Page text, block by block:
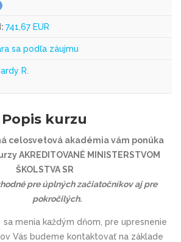
741,67 EUR
sa podľa záujmu
R.
Popis kurzu
celosvetová akadémia vám ponúka
AKREDITOVANÉ MINISTERSTVOM
ŠKOLSTVA SR
pre úplných začiatočníkov aj pre
pokročilých.
menia každým dňom, pre upresnenie
Vás budeme kontaktovať na základe